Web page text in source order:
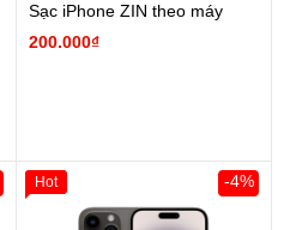
Sạc iPhone ZIN theo máy
200.000₫
-4%
Hot